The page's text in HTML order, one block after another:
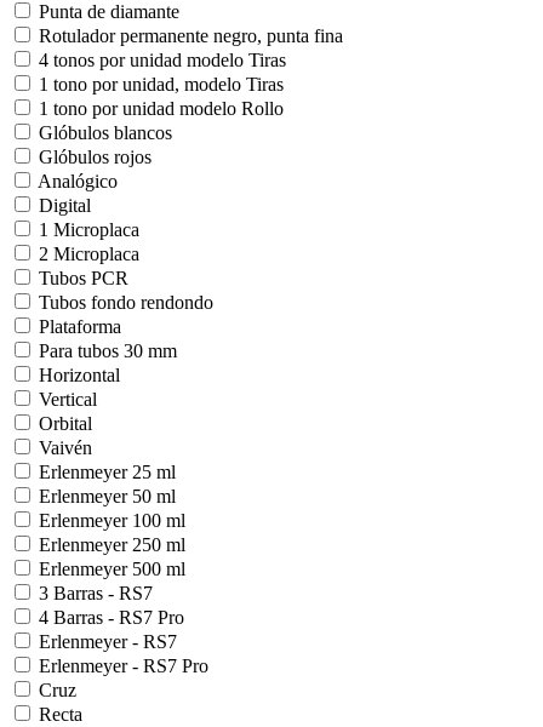
Punta de diamante
Rotulador permanente negro, punta fina
4 tonos por unidad modelo Tiras
1 tono por unidad, modelo Tiras
1 tono por unidad modelo Rollo
Glóbulos blancos
Glóbulos rojos
Analógico
Digital
1 Microplaca
2 Microplaca
Tubos PCR
Tubos fondo rendondo
Plataforma
Para tubos 30 mm
Horizontal
Vertical
Orbital
Vaivén
Erlenmeyer 25 ml
Erlenmeyer 50 ml
Erlenmeyer 100 ml
Erlenmeyer 250 ml
Erlenmeyer 500 ml
3 Barras - RS7
4 Barras - RS7 Pro
Erlenmeyer - RS7
Erlenmeyer - RS7 Pro
Cruz
Recta